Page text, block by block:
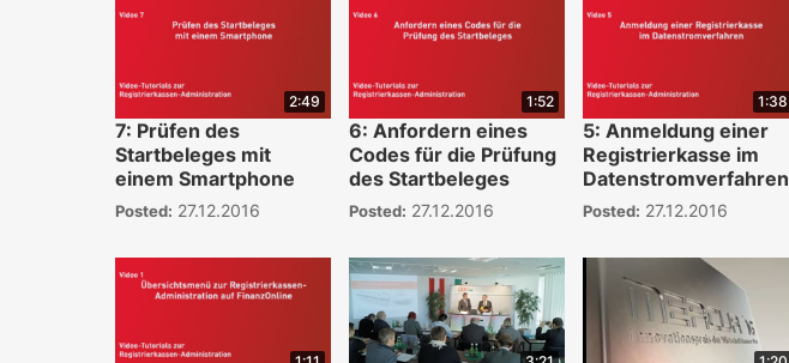
2:49
7: Prüfen des
Startbeleges mit
einem Smartphone
Posted: 27.12.2016
1:52
6: Anfordern eines
Codes für die Prüfung
des Startbeleges
Posted: 27.12.2016
1:38
5: Anmeldung einer
Registrierkasse im
Datenstromverfahren
Posted: 27.12.2016